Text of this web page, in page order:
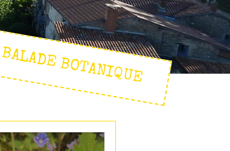
BALADE BOTANIQUE